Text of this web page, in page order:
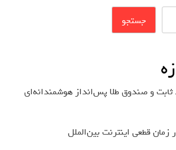
جستجو
و صندوق طلا پس‌انداز هوشمندانه‌ای
قطعی اینترنت بین‌الملل